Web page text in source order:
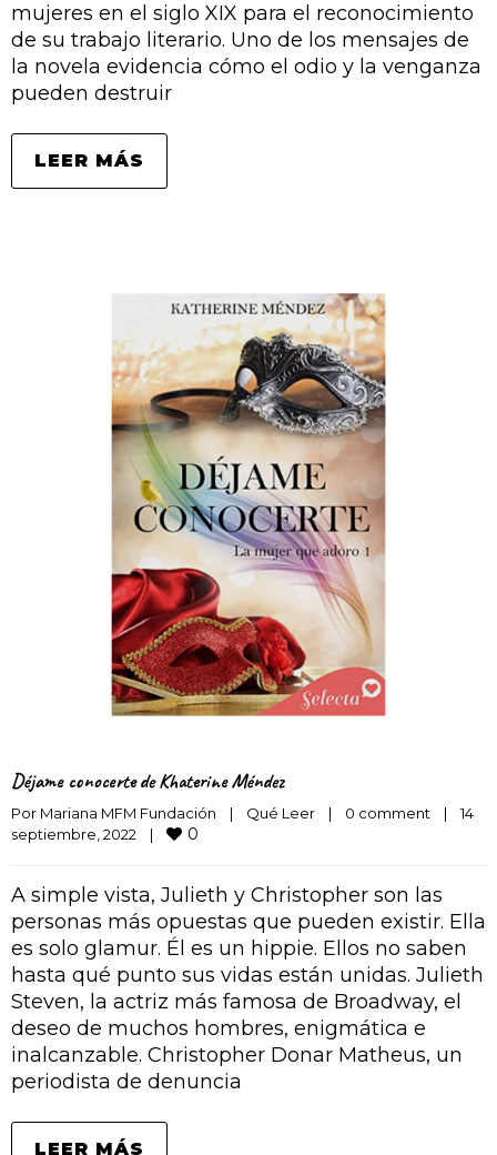
mujeres en el siglo XIX para el reconocimiento
de su trabajo literario. Uno de los mensajes de
la novela evidencia cómo el odio y la venganza
pueden destruir
LEER MÁS
Déjame conocerte de Khaterine Méndez
Por Mariana MFM Fundación | Qué Leer | 0 comment |
14
septiembre, 2022 | 0
A simple vista, Julieth y Christopher son las
personas más opuestas que pueden existir. Ella
es solo glamur. Él es un hippie. Ellos no saben
hasta qué punto sus vidas están unidas. Julieth
Steven, la actriz más famosa de Broadway, el
deseo de muchos hombres, enigmática e
inalcanzable. Christopher Donar Matheus, un
periodista de denuncia
LEER MÁS